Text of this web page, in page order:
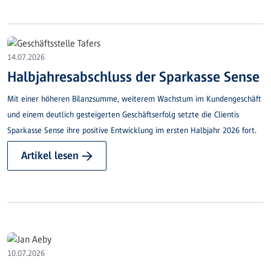
14.07.2026
Halbjahresabschluss der Sparkasse Sense
Mit einer höheren Bilanzsumme, weiterem Wachstum im Kundengeschäft
und einem deutlich gesteigerten Geschäftserfolg setzte die Clientis
Sparkasse Sense ihre positive Entwicklung im ersten Halbjahr 2026 fort.
Artikel lesen →
10.07.2026